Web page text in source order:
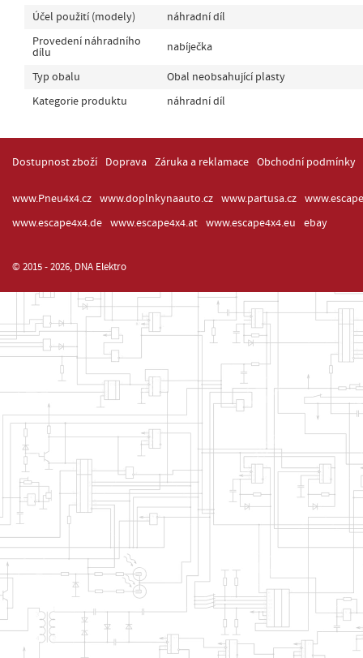
Účel použití (modely)
náhradní díl
Provedení náhradního
dílu
nabíječka
Typ obalu
Obal neobsahující plasty
Kategorie produktu
náhradní díl
Dostupnost zboží Doprava Záruka a reklamace Obchodní podmínky
www.Pneu4x4.cz www.doplnkynaauto.cz www.partusa.cz
www.escape4x4.de
www.escape4x4.at www.escape4x4.eu ebay
© 2015 - 2026, DNA Elektro